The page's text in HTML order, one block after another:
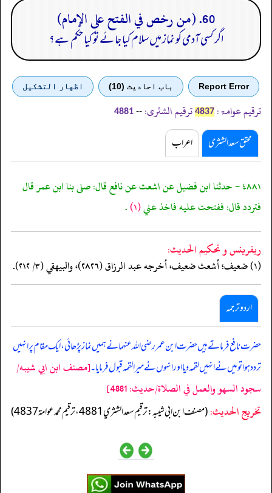
60. (من رخص في الفتح على الإمام)
اگر کسی آدمی کو نماز میں سلام کیا جائے تو کیا حکم ہے؟
Report Error باب احادیث (10) اظهار التشكيل
ترقیم عوامۃ: 4837 ترقیم الشثری: --
4881
محقق سعد الشثری اعراب
٤٨٨١ - حدثنا ابن فضيل عن اشعث عن نافع قال: صلى بنا ابن عمر قال
فتردد قال: ففتحت عليه فاخذ عني(١) .
ريفرينس و تحكيم الحدیث:
(١) ضعيف؛ أشعث ضعيف، أخرجه عبد الرزاق (٢٨٢٦)، والبيهقي (٣/ ٢١٢).
اردو ترجمہ
حضرت نافع فرماتے ہیں حضرت ابن عمر رضی اللہ عنہما نے ہمیں نماز پڑھائی، ایک مقام پر انہیں
تردد ہوا تو میں نے انہیں لقمہ دیا اور انہوں نے میرا لقمہ قبول فرمایا۔[مصنف ابن ابي شيبه/
سجود السهو والعمل في الصلاة/حدیث: 4881]
تخریج الحدیث:(مصنف ابن ابي شيبه: ترقيم سعد الشثري 4881، ترقيم محمد عوامة 4837)